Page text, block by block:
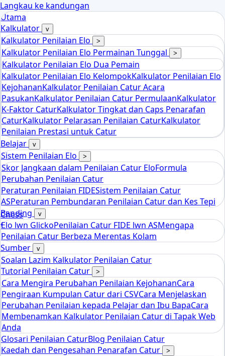
Langkau ke kandungan
Chess
tools
Kalkulator Rating Catur Elo
Utama
Kalkulator
v
Kalkulator Penilaian Elo >
Kalkulator Penilaian Elo Permainan Tunggal >
Kalkulator Penilaian Elo Dua Pemain
Kalkulator Penilaian Elo KelompokKalkulator Penilaian Elo
KejohananKalkulator Penilaian Catur Acara
PasukanKalkulator Penilaian Catur PermulaanKalkulator
K-Faktor CaturKalkulator Tingkat dan Caps Penarafan
CaturKalkulator Pelarasan Penilaian CaturKalkulator
Penilaian Prestasi untuk Catur
Belajar
v
Sistem Penilaian Elo >
Skor Jangkaan dalam Penilaian Catur EloFormula
Perubahan Penilaian Catur
Peraturan Penilaian FIDESistem Penilaian Catur
ASPeraturan Pembundaran Penilaian Catur dan Kes Tepi
Banding
v
Elo lwn GlickoPenilaian Catur FIDE lwn ASMengapa
Penilaian Catur Berbeza Merentas Kolam
Sumber
v
Soalan Lazim Kalkulator Penilaian Catur
Tutorial Penilaian Catur
>
Cara Mengira Perubahan Penilaian KejohananCara
Pengiraan Kumpulan Catur dari CSVCara Menjelaskan
Perubahan Penilaian kepada Pelajar dan Ibu BapaCara
Membenamkan Kalkulator Penilaian Catur di Tapak Web
Anda
Glosari Penilaian CaturBlog Penilaian Catur
Kaedah dan Pengesahan Penarafan Catur
>